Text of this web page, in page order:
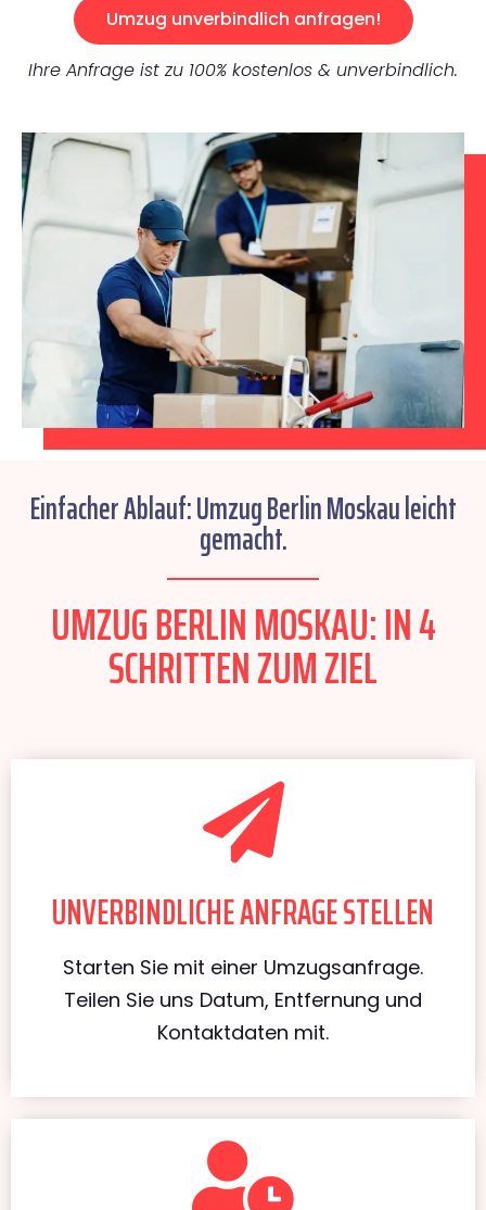
Umzug unverbindlich anfragen!
Ihre Anfrage ist zu 100% kostenlos & unverbindlich.
Einfacher Ablauf: Umzug Berlin Moskau leicht
gemacht.
UMZUG BERLIN MOSKAU: IN 4
SCHRITTEN ZUM ZIEL
UNVERBINDLICHE ANFRAGE STELLEN
Starten Sie mit einer Umzugsanfrage.
Teilen Sie uns Datum, Entfernung und
Kontaktdaten mit.